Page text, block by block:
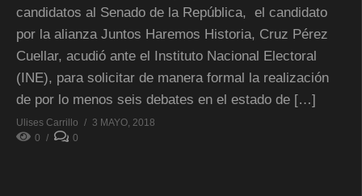
candidatos al Senado de la República, el candidato
por la alianza Juntos Haremos Historia, Cruz Pérez
Cuellar, acudió ante el Instituto Nacional Electoral
(INE), para solicitar de manera formal la realización
de por lo menos seis debates en el estado de […]
Ulises Carrillo
3 MAYO, 2018
0
0